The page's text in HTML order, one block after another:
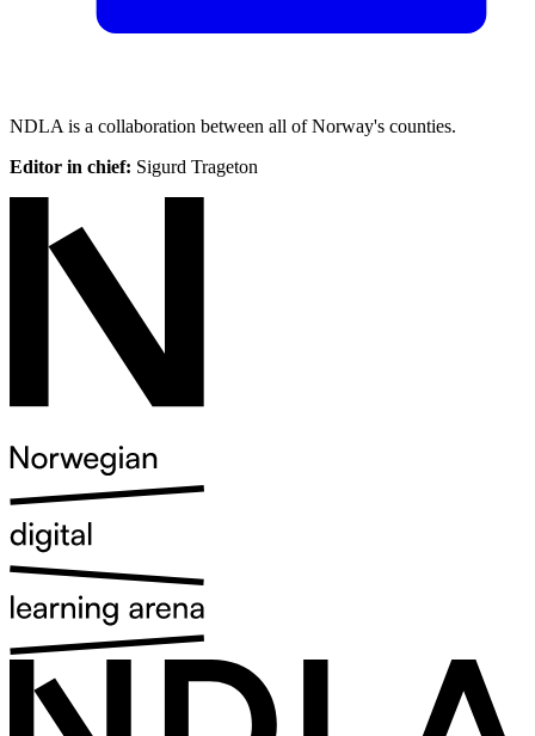
NDLA is a collaboration between all of Norway's counties.
Editor in chief: Sigurd Trageton